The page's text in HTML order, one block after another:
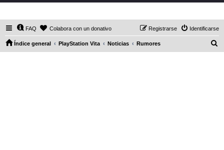
FAQ Colabora con un donativo Identificarse
Registrarse
Índice general PlayStation Vita Noticias Rumores